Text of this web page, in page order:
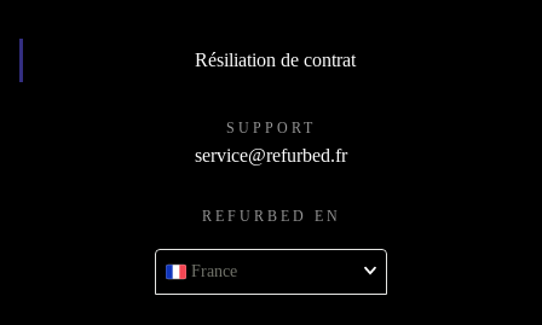
Résiliation de contrat
SUPPORT
service@refurbed.fr
REFURBED EN
France